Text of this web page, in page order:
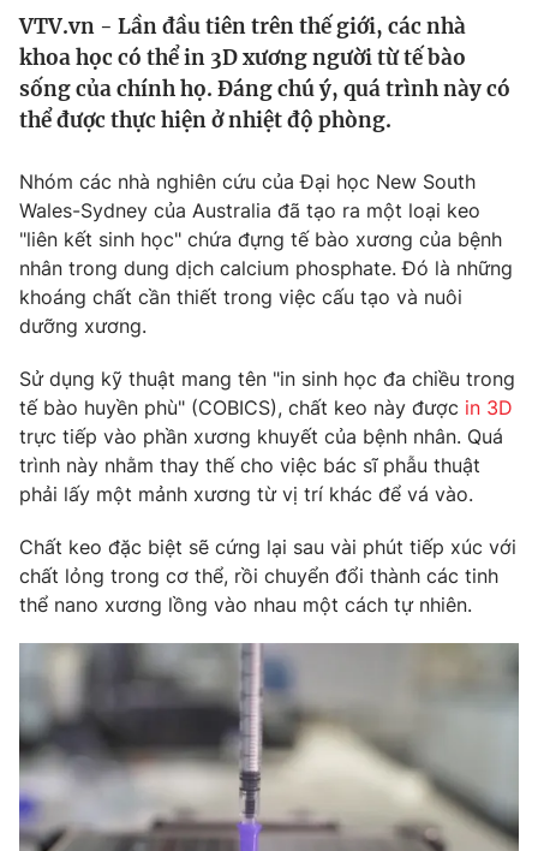
Y tế
Thế giới
Thế giới đó đây
Câu chuyện quốc tế
Kinh tế
Tài chính
Thị trường
Góc doanh nghiệp
Dữ liệu và đời sống
Truyền hình
Phim VTV
Hậu trường
Nhân vật
Giải sao mai
Giải trí
Điện ảnh
Âm nhạc
Sao
Đời sống
Du lịch
Làm đẹp
Chất lượng cuộc sống
Giáo dục
Tuyển sinh
Công nghệ
Hitech Công nghệ tương lai
Sản phẩm
Thị trường
Tư vấn
Giao lưu trực tuyến
Lịch phát sóng
Chuyên mục khác
Giáo dục
VTV.vn - Lần đầu tiên trên thế giới, các nhà
khoa học có thể in 3D xương người từ tế bào
sống của chính họ. Đáng chú ý, quá trình này có
thể được thực hiện ở nhiệt độ phòng.
Nhóm các nhà nghiên cứu của Đại học New South
Wales-Sydney của Australia đã tạo ra một loại keo
"liên kết sinh học" chứa đựng tế bào xương của bệnh
nhân trong dung dịch calcium phosphate. Đó là những
khoáng chất cần thiết trong việc cấu tạo và nuôi
dưỡng xương.
Sử dụng kỹ thuật mang tên "in sinh học đa chiều trong
tế bào huyền phù" (COBICS), chất keo này được in 3D
trực tiếp vào phần xương khuyết của bệnh nhân. Quá
trình này nhằm thay thế cho việc bác sĩ phẫu thuật
phải lấy một mảnh xương từ vị trí khác để vá vào.
Chất keo đặc biệt sẽ cứng lại sau vài phút tiếp xúc với
chất lỏng trong cơ thể, rồi chuyển đổi thành các tinh
thể nano xương lồng vào nhau một cách tự nhiên.